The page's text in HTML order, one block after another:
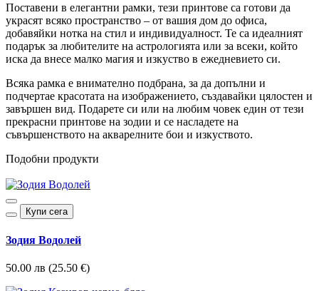
Поставени в елегантни рамки, тези принтове са готови да
украсят всяко пространство – от вашия дом до офиса,
добавяйки нотка на стил и индивидуалност. Те са идеалният
подарък за любителите на астрологията или за всеки, който
иска да внесе малко магия и изкуство в ежедневието си.
Всяка рамка е внимателно подбрана, за да допълни и
подчертае красотата на изображението, създавайки цялостен и
завършен вид. Подарете си или на любим човек един от тези
прекрасни принтове на зодии и се насладете на
съвършенството на акварелните бои и изкуството.
Подобни продукти
Купи сега
Зодия Водолей
50.00 лв (25.50 €)